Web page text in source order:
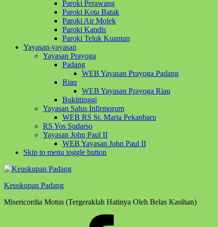
Paroki Perawang
Paroki Kota Batak
Paroki Air Molek
Paroki Kandis
Paroki Teluk Kuantan
Yayasan-yayasan
Yayasan Prayoga
Padang
WEB Yayasan Prayoga Padang
Riau
WEB Yayasan Prayoga Riau
Bukittinggi
Yayasan Salus Infirmorum
WEB RS St. Maria Pekanbaru
RS Yos Sudarso
Yayasan John Paul II
WEB Yayasan John Paul II
Skip to menu toggle button
Keuskupan Padang
Misericordia Motus (Tergeraklah Hatinya Oleh Belas Kasihan)